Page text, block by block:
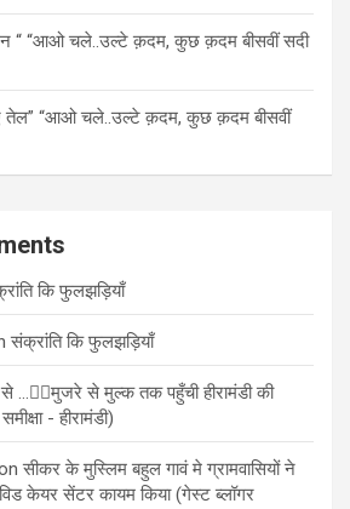
“ “आओ चले..उल्टे क़दम, कुछ क़दम बीसवीं सदी
तेल” “आओ चले..उल्टे क़दम, कुछ क़दम बीसवीं
कि फुलझड़ियाँ
संक्रांति कि फुलझड़ियाँ
…✍🏻मुजरे से मुल्क तक पहुँची हीरामंडी की
- हीरामंडी)
सीकर के मुस्लिम बहुल गावं मे ग्रामवासियों ने
केयर सेंटर कायम किया (गेस्ट ब्लॉगर